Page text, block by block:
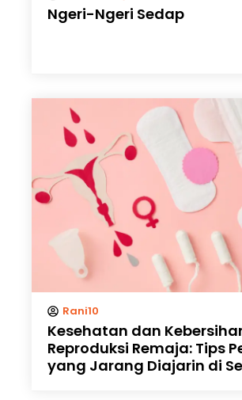
Ngeri-Ngeri Sedap
Rani10
Kesehatan dan
Reproduksi Remaja: Tips
yang Jarang Diajarin di